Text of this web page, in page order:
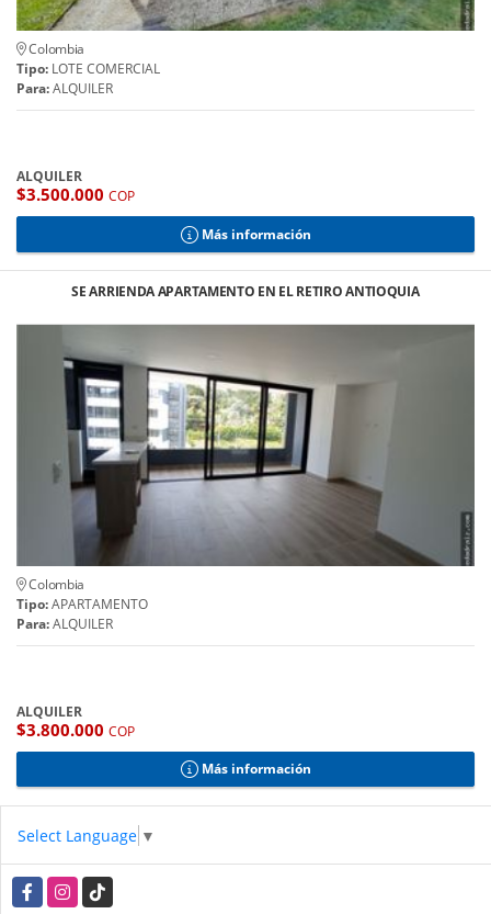
Colombia
Tipo: LOTE COMERCIAL
Para:ALQUILER
ALQUILER
$3.500.000 COP
Más información
SE ARRIENDA APARTAMENTO EN EL RETIRO ANTIOQUIA
Colombia
Tipo:APARTAMENTO
Para:ALQUILER
ALQUILER
$3.800.000 COP
Más información
Select Language ▼
FacebookInstagram
TikTok